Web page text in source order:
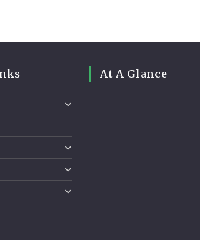
At A Glance